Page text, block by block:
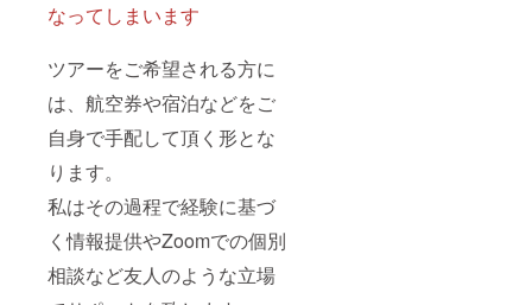
なってしまいます
ツアーをご希望される方に
は、航空券や宿泊などをご
自身で手配して頂く形とな
ります。
私はその過程で経験に基づ
く情報提供やZoomでの個別
相談など友人のような立場